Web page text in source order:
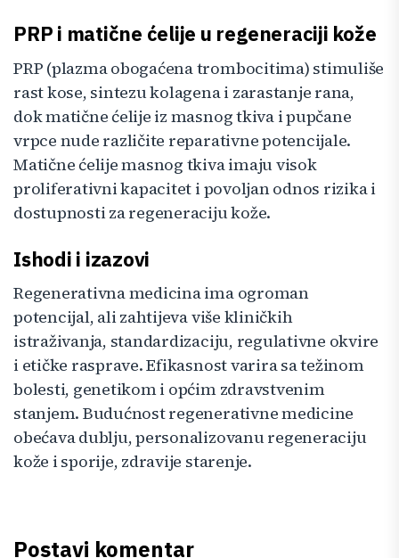
PRP i matične ćelije u regeneraciji kože
PRP (plazma obogaćena trombocitima) stimuliše
rast kose, sintezu kolagena i zarastanje rana,
dok matične ćelije iz masnog tkiva i pupčane
vrpce nude različite reparativne potencijale.
Matične ćelije masnog tkiva imaju visok
proliferativni kapacitet i povoljan odnos rizika i
dostupnosti za regeneraciju kože.
Ishodi i izazovi
Regenerativna medicina ima ogroman
potencijal, ali zahtijeva više kliničkih
istraživanja, standardizaciju, regulativne okvire
i etičke rasprave. Efikasnost varira sa težinom
bolesti, genetikom i općim zdravstvenim
stanjem. Budućnost regenerativne medicine
obećava dublju, personalizovanu regeneraciju
kože i sporije, zdravije starenje.
Postavi komentar